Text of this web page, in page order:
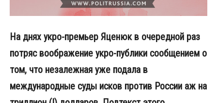
На днях укро-премьер Яценюк в очередной раз
потряс воображение укро-публики сообщением о
том, что незалежная уже подала в
международные суды исков против России аж на